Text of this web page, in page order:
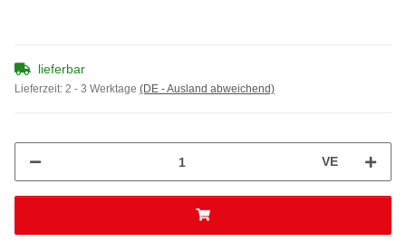
lieferbar
Lieferzeit: 2 - 3 Werktage (DE - Ausland abweichend)
VE